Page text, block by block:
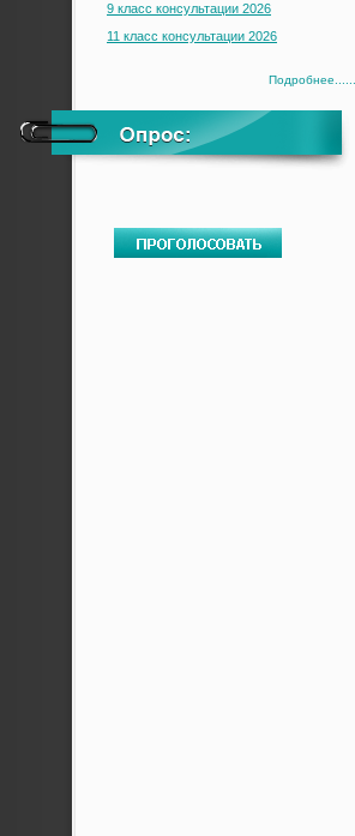
9 класс консультации 2026
11 класс консультации 2026
Подробнее.......